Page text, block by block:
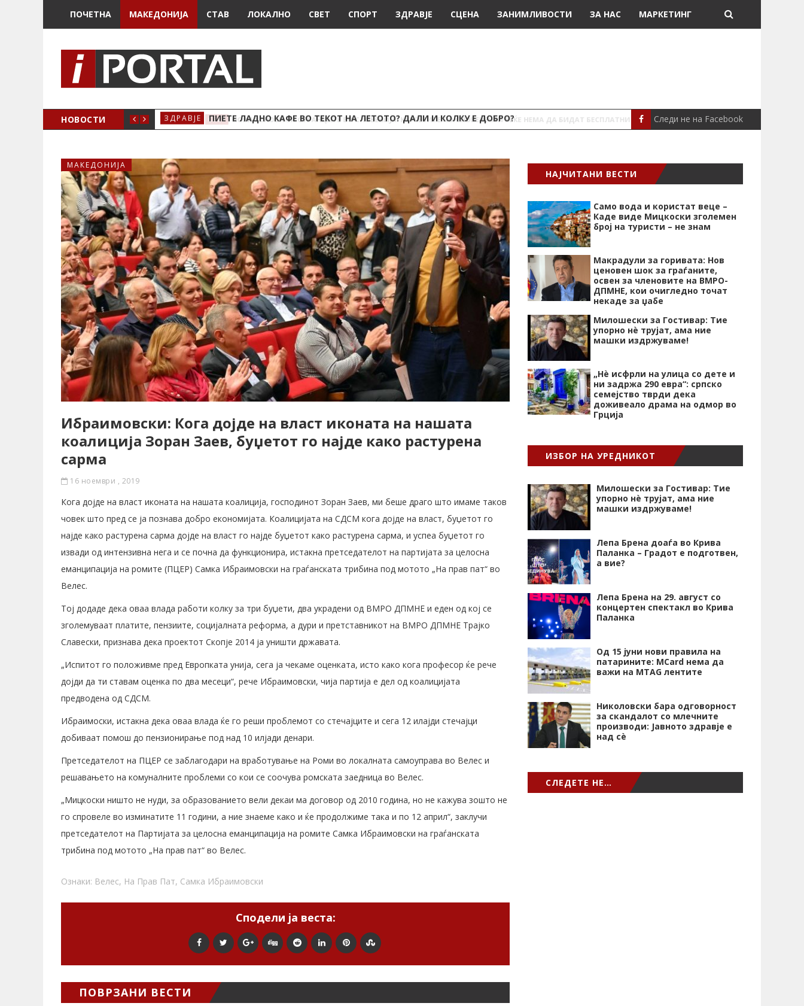
ПОЧЕТНА МАКЕДОНИЈА СТАВ ЛОКАЛНО СВЕТ СПОРТ ЗДРАВЈЕ СЦЕНА ЗАНИМЛИВОСТИ ЗА НАС МАРКЕТИНГ
НОВОСТИ
НЕМА ДА БИДАТ БЕСПЛАТНИ ЗДРАВЈЕ ПИЕТЕ ЛАДНО КАФЕ ВО ТЕКОТ НА ЛЕТОТО? ДАЛИ И КОЛКУ Е ДОБРО? МАКЕДОНИЈА
Следи не на Facebook
МАКЕДОНИЈА
Ибраимовски: Кога дојде на власт иконата на нашата
коалиција Зоран Заев, буџетот го најде како растурена
сарма
16 ноември , 2019
Кога дојде на власт иконата на нашата коалиција, господинот Зоран Заев, ми беше драго што имаме таков
човек што пред се ја познава добро економијата. Коалицијата на СДСМ кога дојде на власт, буџетот го
најде како растурена сарма дојде на власт го најде буџетот како растурена сарма, и успеа буџетот го
извади од интензивна нега и се почна да функционира, истакна претседателот на партијата за целосна
еманципација на ромите (ПЦЕР) Самка Ибраимовски на граѓанската трибина под мотото „На прав пат“ во
Велес.
Тој додаде дека оваа влада работи колку за три буџети, два украдени од ВМРО ДПМНЕ и еден од кој се
зголемуваат платите, пензиите, социјалната реформа, а дури и претставникот на ВМРО ДПМНЕ Трајко
Славески, признава дека проектот Скопје 2014 ја уништи државата.
„Испитот го положивме пред Европката унија, сега ја чекаме оценката, исто како кога професор ќе рече
дојди да ти ставам оценка по два месеци“, рече Ибраимовски, чија партија е дел од коалицијата
предводена од СДСМ.
Ибраимоски, истакна дека оваа влада ќе го реши проблемот со стечајците и сега 12 илајди стечајци
добиваат помош до пензионирање под над 10 илјади денари.
Претседателот на ПЦЕР се заблагодари на вработување на Роми во локалната самоуправа во Велес и
решавањето на комуналните проблеми со кои се соочува ромската заедница во Велес.
„Мицкоски ништо не нуди, за образованието вели декаи ма договор од 2010 година, но не кажува зошто не
го спровеле во изминатите 11 години, а ние знаеме како и ќе продолжиме така и по 12 април“, заклучи
претседателот на Партијата за целосна еманципација на ромите Самка Ибраимовски на граѓанската
трибина под мотото „На прав пат“ во Велес.
Ознаки: Велес, На Прав Пат, Самка Ибраимовски
Сподели ја веста:
ПОВРЗАНИ ВЕСТИ
НАЈЧИТАНИ ВЕСТИ
Само вода и користат веце –
Каде виде Мицкоски зголемен
број на туристи – не знам
Макрадули за горивата: Нов
ценовен шок за граѓаните,
освен за членовите на ВМРО-
ДПМНЕ, кои очигледно точат
некаде за џабе
Милошески за Гостивар: Тие
упорно нѐ трујат, ама ние
машки издржуваме!
„Нѐ исфрли на улица со дете и
ни задржа 290 евра“: српско
семејство тврди дека
доживеало драма на одмор во
Грција
ИЗБОР НА УРЕДНИКОТ
Милошески за Гостивар: Тие
упорно нѐ трујат, ама ние
машки издржуваме!
Лепа Брена доаѓа во Крива
Паланка – Градот е подготвен,
а вие?
Лепа Брена на 29. август со
концертен спектакл во Крива
Паланка
Од 15 јуни нови правила на
патарините: MCard нема да
важи на MTAG лентите
Николовски бара одговорност
за скандалот со млечните
производи: Јавното здравје е
над сѐ
СЛЕДЕТЕ НЕ…